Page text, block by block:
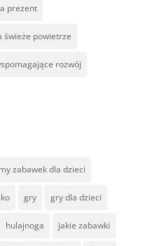
prezent
świeże powietrze
rozwój
zabawek dla dzieci
gry gry dla dzieci
hulajnoga jakie zabawki